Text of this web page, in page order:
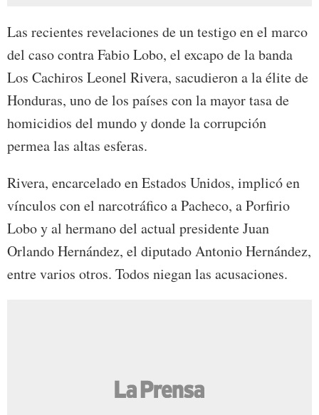
Las recientes revelaciones de un testigo en el marco
del caso contra Fabio Lobo, el excapo de la banda
Los Cachiros Leonel Rivera, sacudieron a la élite de
Honduras, uno de los países con la mayor tasa de
homicidios del mundo y donde la corrupción
permea las altas esferas.
Rivera, encarcelado en Estados Unidos, implicó en
vínculos con el narcotráfico a Pacheco, a Porfirio
Lobo y al hermano del actual presidente Juan
Orlando Hernández, el diputado Antonio Hernández,
entre varios otros. Todos niegan las acusaciones.